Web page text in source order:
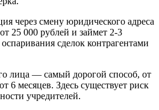
через смену юридического адреса
25 000 рублей и займет 2-3
сделок контрагентами
лица — самый дорогой способ, от
6 месяцев. Здесь существует риск
учредителей.